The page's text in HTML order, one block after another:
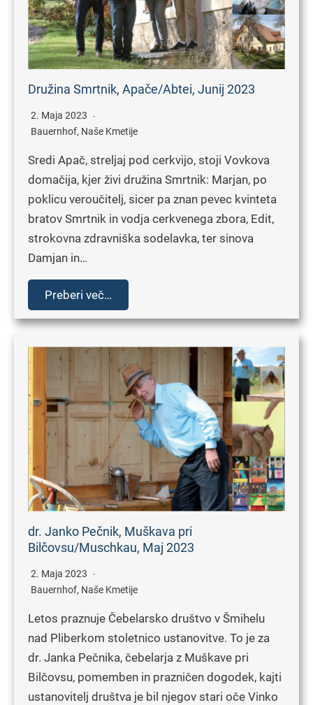
Družina Smrtnik, Apače/Abtei, Junij 2023
2. Maja 2023
Bauernhof, Naše Kmetije
Sredi Apač, streljaj pod cerkvijo, stoji Vovkova
domačija, kjer živi družina Smrtnik: Marjan, po
poklicu veroučitelj, sicer pa znan pevec kvinteta
bratov Smrtnik in vodja cerkvenega zbora, Edit,
strokovna zdravniška sodelavka, ter sinova
Damjan in…
Preberi več…
dr. Janko Pečnik, Muškava pri
Bilčovsu/Muschkau, Maj 2023
2. Maja 2023
Bauernhof, Naše Kmetije
Letos praznuje Čebelarsko društvo v Šmihelu
nad Pliberkom stoletnico ustanovitve. To je za
dr. Janka Pečnika, čebelarja z Muškave pri
Bilčovsu, pomemben in prazničen dogodek, kajti
ustanovitelj društva je bil njegov stari oče Vinko